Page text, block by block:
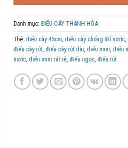
Danh mục: ĐIẾU CÀY THANH HÓA
Thẻ: điếu cày 45cm điếu cày chống đổ nước,
điếu cày rút, điếu cày rút dài điếu mini điếu
nước, điếu mini rút rẻ, điếu ngọc, điếu rút